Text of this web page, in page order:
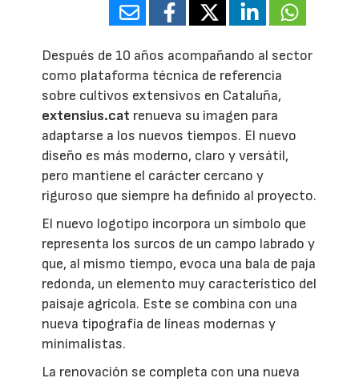
Después de 10 años acompañando al sector
como plataforma técnica de referencia
sobre cultivos extensivos en Cataluña,
extensius.cat renueva su imagen para
adaptarse a los nuevos tiempos. El nuevo
diseño es más moderno, claro y versátil,
pero mantiene el carácter cercano y
riguroso que siempre ha definido al proyecto.
El nuevo logotipo incorpora un símbolo que
representa los surcos de un campo labrado y
que, al mismo tiempo, evoca una bala de paja
redonda, un elemento muy característico del
paisaje agrícola. Este se combina con una
nueva tipografía de líneas modernas y
minimalistas.
La renovación se completa con una nueva